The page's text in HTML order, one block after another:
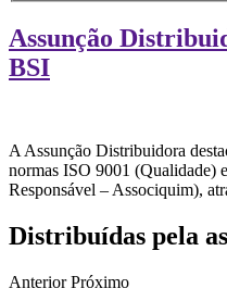
Assunção
BSI
A Assunção Distribuidora
normas ISO 9001 (Qualidade)
Responsável – Associquim),
Distribuídas pela
Anterior Próximo